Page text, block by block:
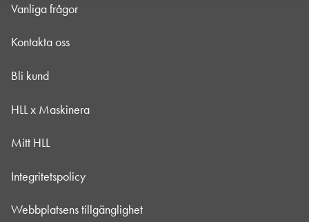
Vanliga frågor
Kontakta oss
Bli kund
HLL x Maskinera
Mitt HLL
Integritetspolicy
Webbplatsens tillgänglighet